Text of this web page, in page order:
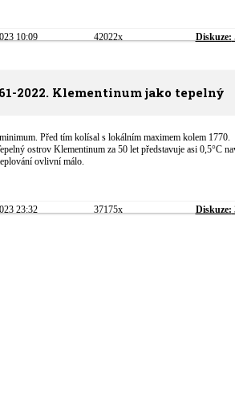
10:09 42022x Diskuze:
2022. Klementinum jako tepelný
Před tím kolísal s lokálním maximem kolem 1770.
ostrov Klementinum za 50 let představuje asi 0,5°C
ovlivní málo.
23:32 37175x Diskuze: